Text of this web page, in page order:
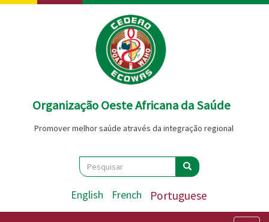
Passar
Organização Oeste Africana da Saúde
Promover melhor saúde através da integração regional
Search
Pesquisar Pesquisar
English French Portuguese